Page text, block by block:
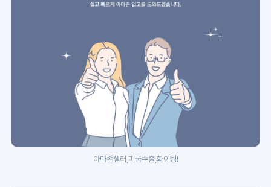
아마존셀러,미국수출,화이팅!